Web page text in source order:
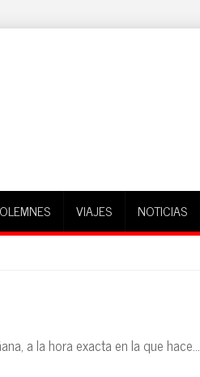
VIAJES NOTICIAS
a la hora exacta en la que hace...